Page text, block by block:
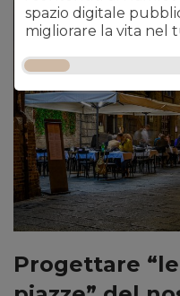
Progettare
spazio digitale
migliorare la vita nel